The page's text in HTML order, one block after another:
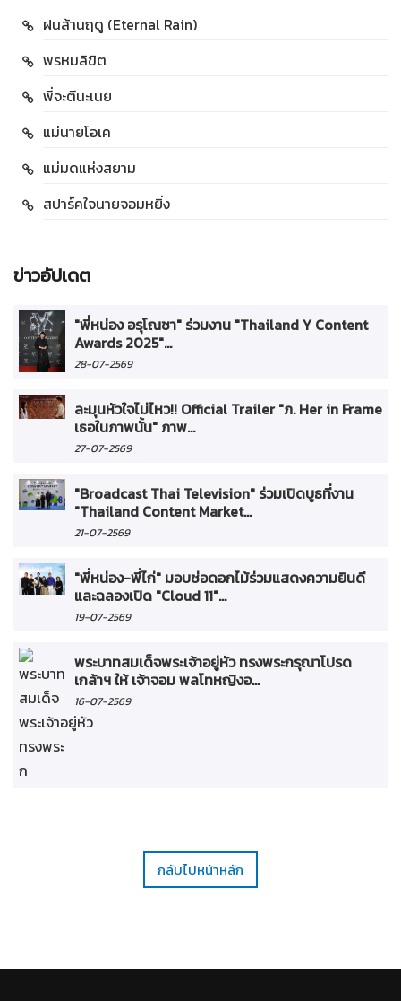
ฝนล้านฤดู (Eternal Rain)
พรหมลิขิต
พี่จะตีนะเนย
แม่นายโอเค
แม่มดแห่งสยาม
สปาร์คใจนายจอมหยิ่ง
ข่าวอัปเดต
"พี่หน่อง อรุโณชา" ร่วมงาน "Thailand Y Content
Awards 2025"...
28-07-2569
ละมุนหัวใจไม่ไหว!! Official Trailer "ภ. Her in Frame
เธอในภาพนั้น" ภาพ...
27-07-2569
"Broadcast Thai Television" ร่วมเปิดบูธที่งาน
"Thailand Content Market...
21-07-2569
"พี่หน่อง-พี่ไก่" มอบช่อดอกไม้ร่วมแสดงความยินดี
และฉลองเปิด "Cloud 11"...
19-07-2569
พระบาทสมเด็จพระเจ้าอยู่หัว ทรงพระกรุณาโปรด
เกล้าฯ ให้ เจ้าจอม พลโทหญิงอ...
16-07-2569
กลับไปหน้าหลัก